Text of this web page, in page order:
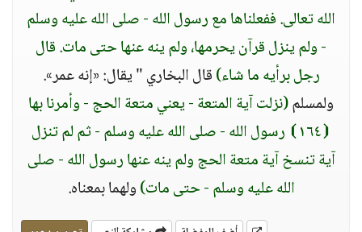
الله تعالى. ففعلناها مع رسول الله - صلى الله عليه وسلم
- ولم ينزل قرآن يحرمها، ولم ينه عنها حتى مات. قال
رجل برأيه ما شاء)قال البخاري " يقال: «إنه عمر».
ولمسلم(نزلت آية المتعة - يعني متعة الحج - وأمرنا بها
⦗١٦٤⦘ رسول الله - صلى الله عليه وسلم - ثم لم تنزل
آية تنسخ آية متعة الحج ولم ينه عنها رسول الله - صلى
الله عليه وسلم - حتى مات)ولهما بمعناه.